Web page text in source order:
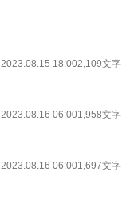
2023.08.15 18:002,109文字
2023.08.16 06:001,958文字
2023.08.16 06:001,697文字